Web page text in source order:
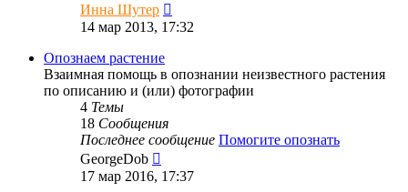
Инна Шутер
к
14 мар 2013, 17:32
Опознаем растение
Взаимная помощь в опознании неизвестного растения
по описанию и (или) фотографии
4 Темы
18 Сообщения
Последнее сообщение Помогите опознать
GeorgeDob
к
17 мар 2016, 17:37